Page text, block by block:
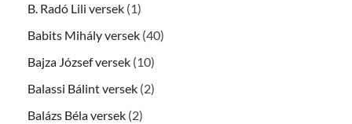
B. Radó Lili versek (1)
Babits Mihály versek (40)
Bajza József versek (10)
Balassi Bálint versek (2)
Balázs Béla versek (2)